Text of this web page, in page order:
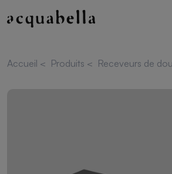
Accueil < Produits < Receveurs de